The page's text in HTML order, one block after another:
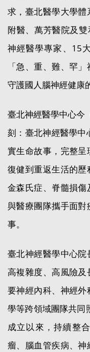
求，臺北醫學大學
附醫、萬芳醫院及
神經醫學專家、15
「急、重、難、罕
守護國人腦神經健康
臺北神經醫學中心今
刻：臺北神經醫學
實生命故事，完整呈
復健到重返生活的
金森氏症、脊髓損
與醫療團隊攜手面
事。
臺北神經醫學中心
高複雜度、高風險
要神經內科、神經
學等跨領域團隊共同
成立以來，持續整
瘤、腦血管疾病、